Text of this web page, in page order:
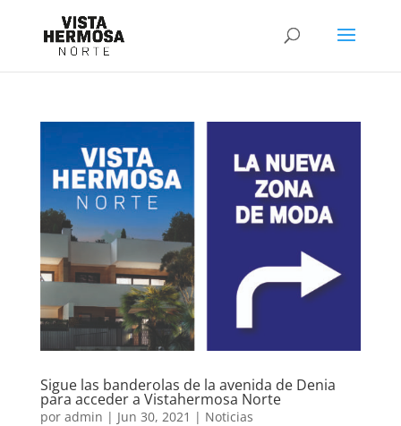
Sigue las banderolas de la avenida de Denia
para acceder a Vistahermosa Norte
por admin | Jun 30, 2021 | Noticias